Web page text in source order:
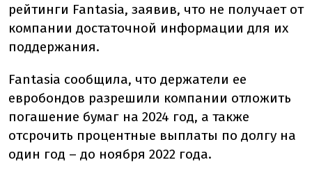
рейтинги Fantasia, заявив, что не получает от
компании достаточной информации для их
поддержания.
Fantasia сообщила, что держатели ее
евробондов разрешили компании отложить
погашение бумаг на 2024 год, а также
отсрочить процентные выплаты по долгу на
один год – до ноября 2022 года.